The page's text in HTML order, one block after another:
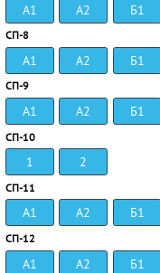
А1 А2 Б1
СП-8
А1 А2 Б1
СП-9
А1 А2 Б1
СП-10
1 2
СП-11
А1 А2 Б1
СП-12
А1 А2 Б1